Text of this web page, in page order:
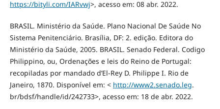
https://bityli.com/IARvwj>, acesso em: 08 abr. 2022.
BRASIL. Ministério da Saúde. Plano Nacional De Saúde No
Sistema Penitenciário. Brasília, DF: 2. edição. Editora do
Ministério da Saúde, 2005. BRASIL. Senado Federal. Codigo
Philippino, ou, Ordenações e leis do Reino de Portugal:
recopiladas por mandado d’El-Rey D. Philippe I. Rio de
Janeiro, 1870. Disponível em: < http://www2.senado.leg.
br/bdsf/handle/id/242733>, acesso em: 18 de abr. 2022.